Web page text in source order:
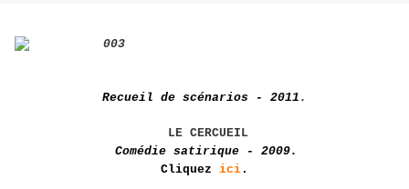
Recueil de scénarios - 2011 .
LE CERCUEIL
Comédie satirique - 2009.
Cliquez ici .